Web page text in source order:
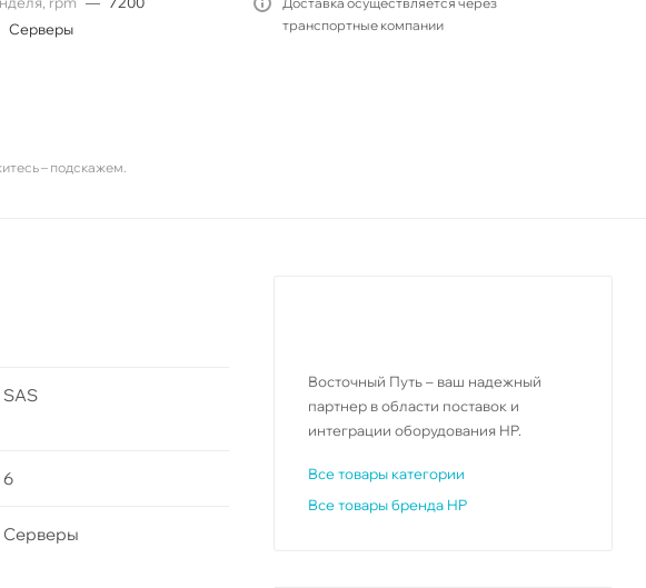
Серверы
транспортные компании
– подскажем.
SAS
6
Серверы
Восточный Путь – ваш надежный
партнер в области поставок и
интеграции оборудования HP.
Все товары категории
Все товары бренда HP